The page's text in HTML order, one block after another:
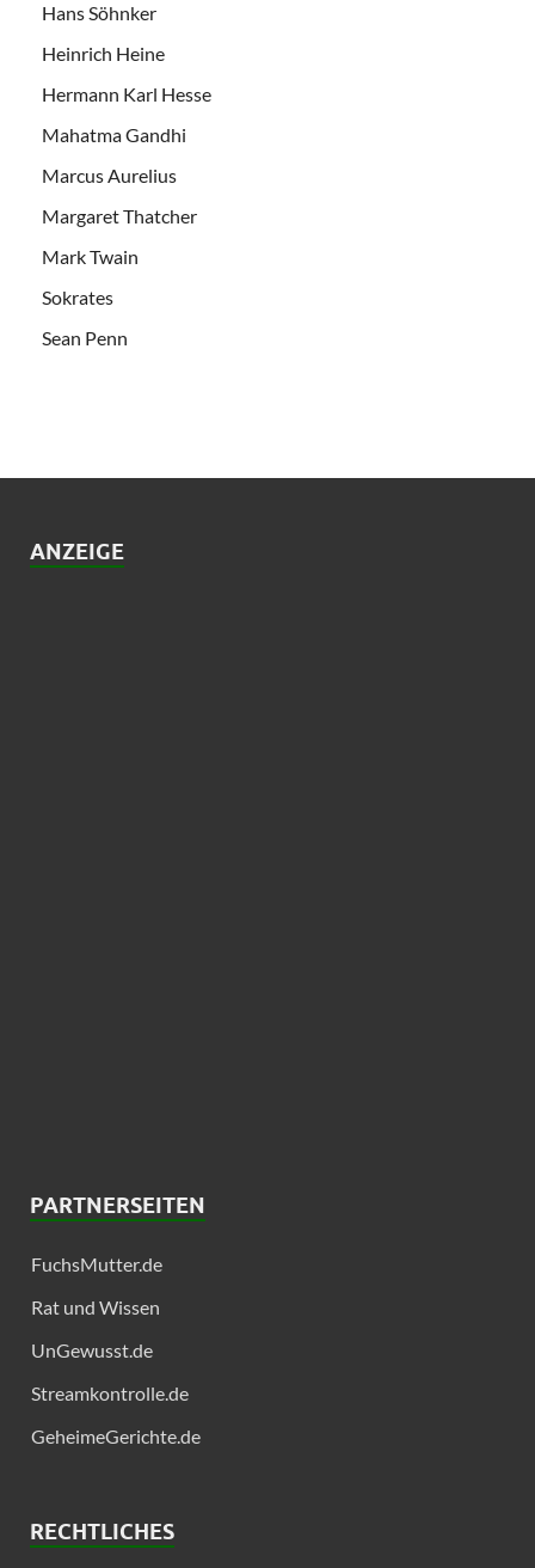
Hans Söhnker
Heinrich Heine
Hermann Karl Hesse
Mahatma Gandhi
Marcus Aurelius
Margaret Thatcher
Mark Twain
Sokrates
Sean Penn
ANZEIGE
PARTNERSEITEN
FuchsMutter.de
Rat und Wissen
UnGewusst.de
Streamkontrolle.de
GeheimeGerichte.de
RECHTLICHES